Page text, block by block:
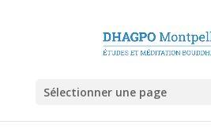
Sélectionner une page